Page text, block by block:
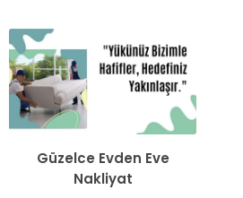
Güzelce Evden Eve
Nakliyat